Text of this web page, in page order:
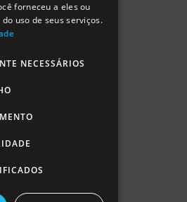
forneceu a eles ou
uso de seus serviços.
NECESSÁRIOS